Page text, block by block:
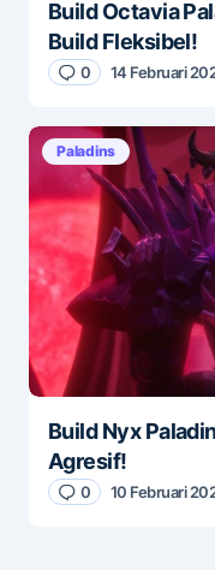
Build Octavia
Build Fleksibel!
0 14 Februari
Paladins
Build Nyx
Agresif!
0 10 Februari